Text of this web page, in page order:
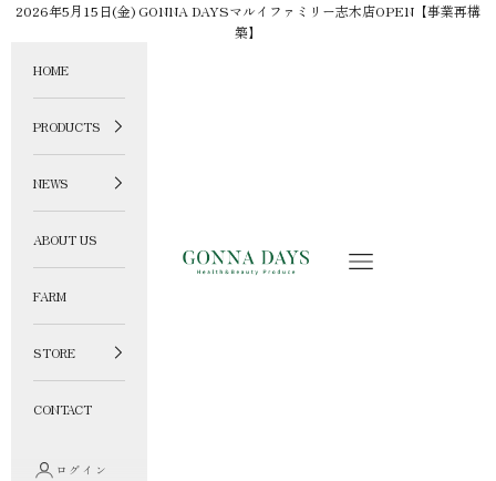
コンテンツへスキップ
2026年5月15日(金) GONNA DAYSマルイファミリー志木店OPEN【事業再構
築】
GONNA DAYS ONLINE STORE メニュー
HOME
PRODUCTS
NEWS
ABOUT US
FARM
STORE
CONTACT
ログイン